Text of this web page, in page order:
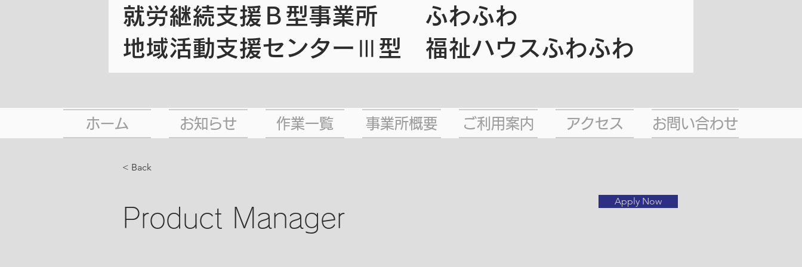
​就労継続支援Ｂ型事業所 ふわふわ
地域活動支援センターⅢ型 福祉ハウスふわふわ
ホーム お知らせ 作業一覧 事業所概要 ご利用案内 アクセス お問い合わせ
< Back
Product Manager
Apply Now